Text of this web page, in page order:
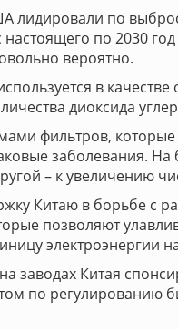
лидировали по
по 2030
вероятно.
в
диоксида
фильтров,
заболевания. На
– к увеличению
Китаю в борьбе
позволяют
электроэнергии
Китая
по регулированию